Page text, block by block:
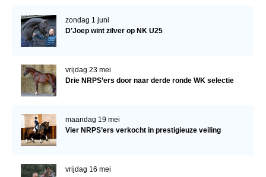
zondag 1 juni
D’Joep wint zilver op NK U25
vrijdag 23 mei
Drie NRPS’ers door naar derde ronde WK selectie
maandag 19 mei
Vier NRPS’ers verkocht in prestigieuze veiling
vrijdag 16 mei